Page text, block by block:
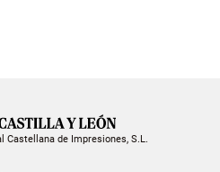
Castellana de Impresiones, S.L.